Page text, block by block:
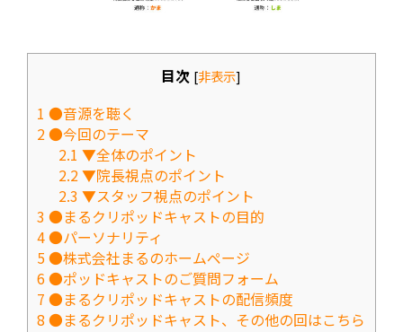
目次 [非表示]
1 ●音源を聴く
2●今回のテーマ
2.1 ▼全体のポイント
2.2▼院長視点のポイント
2.3 ▼スタッフ視点のポイント
3 ●まるクリポッドキャストの目的
4●パーソナリティ
5●株式会社まるのホームページ
6●ポッドキャストのご質問フォーム
7 ●まるクリポッドキャストの配信頻度
8 ●まるクリポッドキャスト、その他の回はこちら